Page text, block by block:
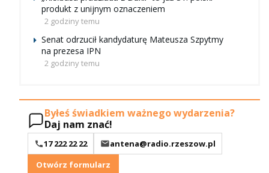
produkt z unijnym oznaczeniem
2 godziny temu
Senat odrzucił kandydaturę Mateusza Szpytmy
na prezesa IPN
2 godziny temu
Byłeś świadkiem ważnego wydarzenia?
Daj nam znać!
17 222 22 22
antena@radio.rzeszow.pl
Otwórz formularz